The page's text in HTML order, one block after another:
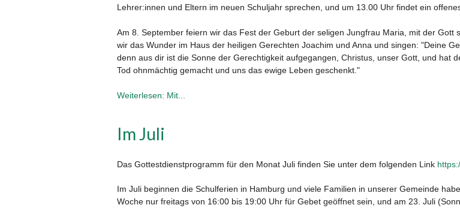
Lehrer:innen und Eltern im neuen Schuljahr sprechen, und um 13.00 Uhr findet ein
Am 8. September feiern wir das Fest der Geburt der seligen Jungfrau Maria, mit der Gott
wir das Wunder im Haus der heiligen Gerechten Joachim und Anna und singen: "Deine
denn aus dir ist die Sonne der Gerechtigkeit aufgegangen, Christus, unser Gott, und hat
Tod ohnmächtig gemacht und uns das ewige Leben geschenkt."
Weiterlesen: Мit...
Im Juli
Das Gottestdienstprogramm für den Monat Juli finden Sie unter dem folgenden Link
Im Juli beginnen die Schulferien in Hamburg und viele Familien in unserer Gemeinde
Woche nur freitags von 16:00 bis 19:00 Uhr für Gebet geöffnet sein, und am 23. Juli